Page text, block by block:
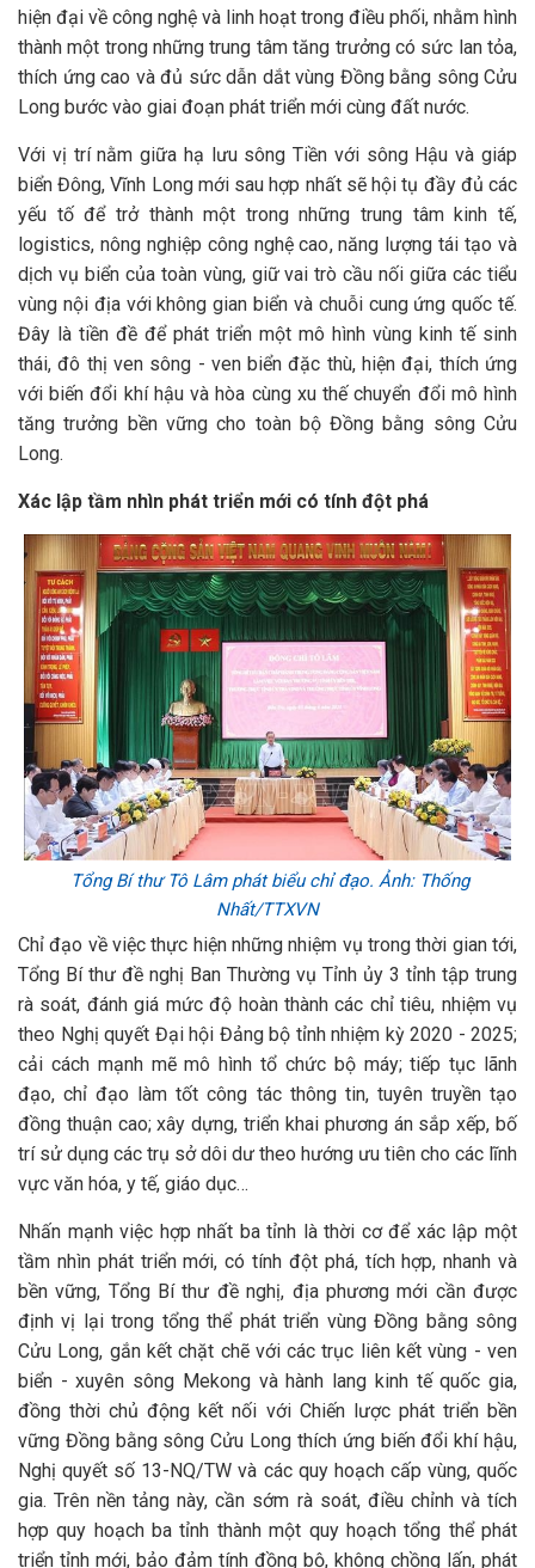
hiện đại về công nghệ và linh hoạt trong điều phối, nhằm hình
thành một trong những trung tâm tăng trưởng có sức lan tỏa,
thích ứng cao và đủ sức dẫn dắt vùng Đồng bằng sông Cửu
Long bước vào giai đoạn phát triển mới cùng đất nước.
Với vị trí nằm giữa hạ lưu sông Tiền với sông Hậu và giáp
biển Đông, Vĩnh Long mới sau hợp nhất sẽ hội tụ đầy đủ các
yếu tố để trở thành một trong những trung tâm kinh tế,
logistics, nông nghiệp công nghệ cao, năng lượng tái tạo và
dịch vụ biển của toàn vùng, giữ vai trò cầu nối giữa các tiểu
vùng nội địa với không gian biển và chuỗi cung ứng quốc tế.
Đây là tiền đề để phát triển một mô hình vùng kinh tế sinh
thái, đô thị ven sông - ven biển đặc thù, hiện đại, thích ứng
với biến đổi khí hậu và hòa cùng xu thế chuyển đổi mô hình
tăng trưởng bền vững cho toàn bộ Đồng bằng sông Cửu
Long.
Xác lập tầm nhìn phát triển mới có tính đột phá
Tổng Bí thư Tô Lâm phát biểu chỉ đạo. Ảnh: Thống
Nhất/TTXVN
Chỉ đạo về việc thực hiện những nhiệm vụ trong thời gian tới,
Tổng Bí thư đề nghị Ban Thường vụ Tỉnh ủy 3 tỉnh tập trung
rà soát, đánh giá mức độ hoàn thành các chỉ tiêu, nhiệm vụ
theo Nghị quyết Đại hội Đảng bộ tỉnh nhiệm kỳ 2020 - 2025;
cải cách mạnh mẽ mô hình tổ chức bộ máy; tiếp tục lãnh
đạo, chỉ đạo làm tốt công tác thông tin, tuyên truyền tạo
đồng thuận cao; xây dựng, triển khai phương án sắp xếp, bố
trí sử dụng các trụ sở dôi dư theo hướng ưu tiên cho các lĩnh
vực văn hóa, y tế, giáo dục…
Nhấn mạnh việc hợp nhất ba tỉnh là thời cơ để xác lập một
tầm nhìn phát triển mới, có tính đột phá, tích hợp, nhanh và
bền vững, Tổng Bí thư đề nghị, địa phương mới cần được
định vị lại trong tổng thể phát triển vùng Đồng bằng sông
Cửu Long, gắn kết chặt chẽ với các trục liên kết vùng - ven
biển - xuyên sông Mekong và hành lang kinh tế quốc gia,
đồng thời chủ động kết nối với Chiến lược phát triển bền
vững Đồng bằng sông Cửu Long thích ứng biến đổi khí hậu,
Nghị quyết số 13-NQ/TW và các quy hoạch cấp vùng, quốc
gia. Trên nền tảng này, cần sớm rà soát, điều chỉnh và tích
hợp quy hoạch ba tỉnh thành một quy hoạch tổng thể phát
triển tỉnh mới, bảo đảm tính đồng bộ, không chồng lấn, phát